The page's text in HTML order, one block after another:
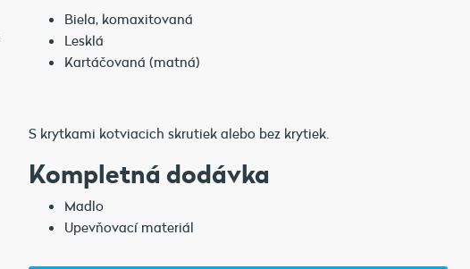
Biela, komaxitovaná
Lesklá
Kartáčovaná (matná)
S krytkami kotviacich skrutiek alebo bez krytiek.
Kompletná dodávka
Madlo
Upevňovací materiál